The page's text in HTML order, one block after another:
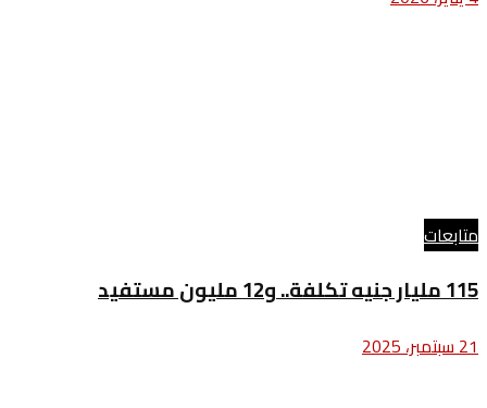
متابعات
115 مليار جنيه تكلفة.. و12 مليون مستفيد
21 سبتمبر، 2025